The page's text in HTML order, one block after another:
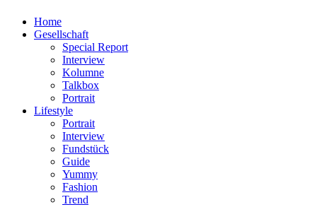
Home
Gesellschaft
Special Report
Interview
Kolumne
Talkbox
Portrait
Lifestyle
Portrait
Interview
Fundstück
Guide
Yummy
Fashion
Trend